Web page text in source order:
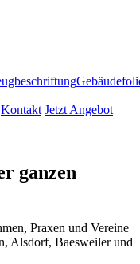
Kontakt Jetzt Angebot
ganzen
Praxen und Vereine
Alsdorf, Baesweiler und